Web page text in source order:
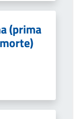
(prima